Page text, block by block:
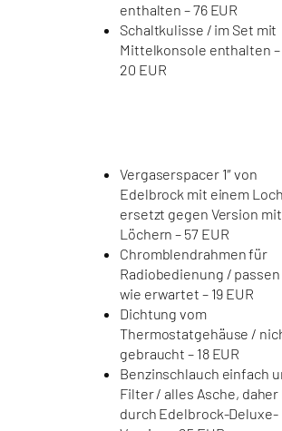
enthalten – 76 EUR
Schaltkulisse / im Set mit
Mittelkonsole enthalten –
20 EUR
Vergaserspacer 1″ von
Edelbrock mit einem
ersetzt gegen Version
Löchern – 57 EUR
Chromblendrahmen für
Radiobedienung /
wie erwartet – 19 EUR
Dichtung vom
Thermostatgehäuse /
gebraucht – 18 EUR
Benzinschlauch einfach
Filter / alles Asche, daher
durch Edelbrock-Deluxe-